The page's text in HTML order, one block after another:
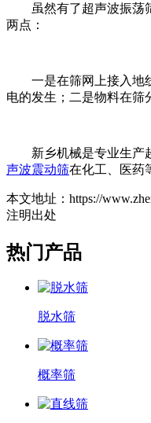
虽然有了超声波振荡筛
两点：
一是在筛网上接入地
电的发生；二是物料在筛
新乡机械是专业生产
声波震动筛在化工、医药
本文地址：https://
注明出处
热门产品
脱水筛
概率筛